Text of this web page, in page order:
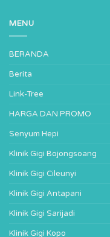
MENU
BERANDA
Berita
Link-Tree
HARGA DAN PROMO
Senyum Hepi
Klinik Gigi Bojongsoang
Klinik Gigi Cileunyi
Klinik Gigi Antapani
Klinik Gigi Sarijadi
Klinik Gigi Kopo